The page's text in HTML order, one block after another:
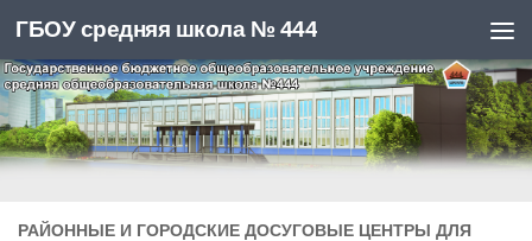
ГБОУ средняя школа № 444
РАЙОННЫЕ И ГОРОДСКИЕ ДОСУГОВЫЕ ЦЕНТРЫ ДЛЯ